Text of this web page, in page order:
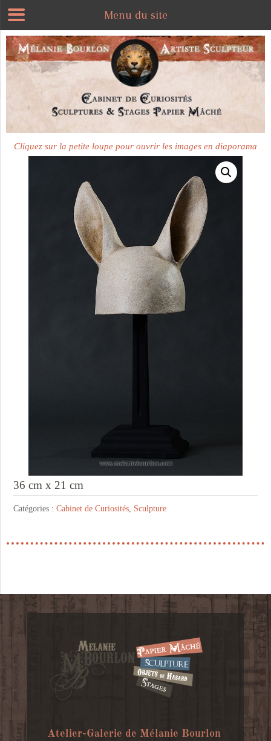
Plus disponible
Cliquez sur la petite loupe pour ouvrir les images en diaporama
36 cm x 21 cm
Catégories :Cabinet de Curiosités Sculpture
Atelier-Galerie de Mélanie Bourlon
Menu du site